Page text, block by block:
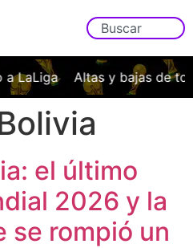
Altas y bajas de todos
el último
2026 y la
se rompió un